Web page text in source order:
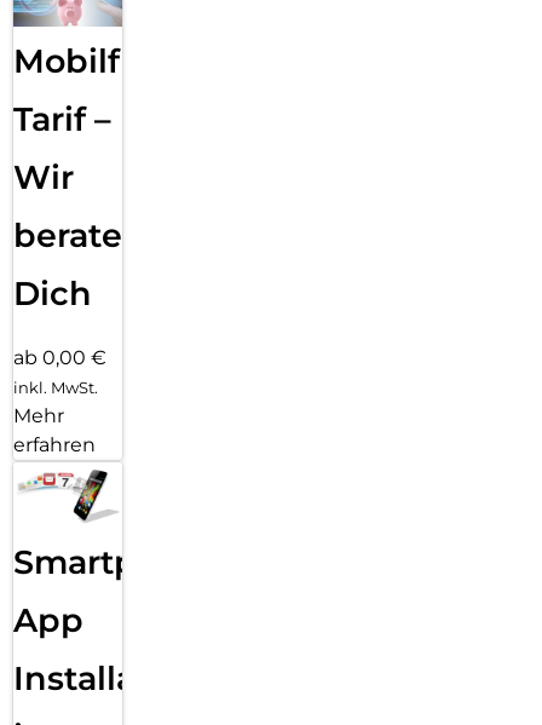
Mobilfunk
Tarif –
Wir
beraten
Dich
ab 0,00 €
inkl. MwSt.
Mehr
erfahren
Smartphone
App
Installation